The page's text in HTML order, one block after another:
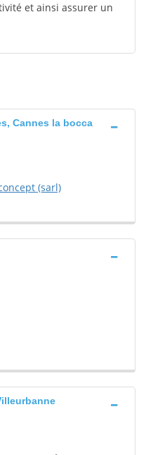
et ainsi assurer un
Cannes la bocca
(sarl)